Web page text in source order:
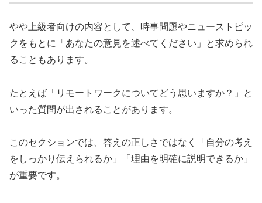
やや上級者向けの内容として、時事問題やニューストピッ
クをもとに「あなたの意見を述べてください」と求められ
ることもあります。
たとえば「リモートワークについてどう思いますか？」と
いった質問が出されることがあります。
このセクションでは、答えの正しさではなく「自分の考え
をしっかり伝えられるか」「理由を明確に説明できるか」
が重要です。